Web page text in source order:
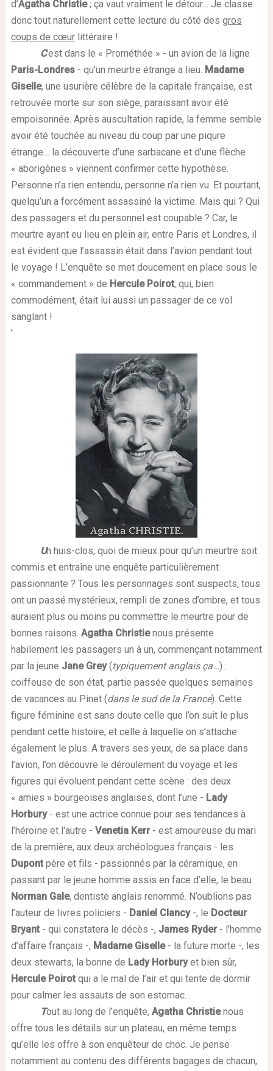
d’Agatha Christie; ça vaut vraiment le détour… Je classe
donc tout naturellement cette lecture du côté des gros
coups de cœurlittéraire !
C’est dans le « Prométhée » - un avion de la ligne
Paris-Londres- qu’un meurtre étrange a lieu. Madame
Giselle, une usurière célèbre de la capitale française, est
retrouvée morte sur son siège, paraissant avoir été
empoisonnée. Après auscultation rapide, la femme semble
avoir été touchée au niveau du coup par une piqure
étrange… la découverte d’une sarbacane et d’une flèche
« aborigènes » viennent confirmer cette hypothèse.
Personne n’a rien entendu, personne n’a rien vu. Et pourtant,
quelqu’un a forcément assassiné la victime. Mais qui ? Qui
des passagers et du personnel est coupable ? Car, le
meurtre ayant eu lieu en plein air, entre Paris et Londres, il
est évident que l’assassin était dans l’avion pendant tout
le voyage ! L’enquête se met doucement en place sous le
« commandement » de Hercule Poirot, qui, bien
commodément, était lui aussi un passager de ce vol
sanglant !
'
Un huis-clos, quoi de mieux pour qu’un meurtre soit
commis et entraîne une enquête particulièrement
passionnante ? Tous les personnages sont suspects, tous
ont un passé mystérieux, rempli de zones d’ombre, et tous
auraient plus ou moins pu commettre le meurtre pour de
bonnes raisons. Agatha Christienous présente
habilement les passagers un à un, commençant notamment
par la jeune Jane Grey(typiquement anglais ça…) :
coiffeuse de son état, partie passée quelques semaines
de vacances au Pinet (dans le sud de la France). Cette
figure féminine est sans doute celle que l’on suit le plus
pendant cette histoire, et celle à laquelle on s’attache
également le plus. A travers ses yeux, de sa place dans
l’avion, l’on découvre le déroulement du voyage et les
figures qui évoluent pendant cette scène : des deux
« amies » bourgeoises anglaises, dont l’une - Lady
Horbury- est une actrice connue pour ses tendances à
l’héroïne et l'autre - Venetia Kerr- est amoureuse du mari
de la première, aux deux archéologues français - les
Dupontpère et fils - passionnés par la céramique, en
passant par le jeune homme assis en face d’elle, le beau
Norman Gale, dentiste anglais renommé. N’oublions pas
l’auteur de livres policiers - Daniel Clancy-, le Docteur
Bryant- qui constatera le décès -, James Ryder- l’homme
d’affaire français -, Madame Giselle- la future morte -, les
deux stewarts, la bonne de Lady Horburyet bien sûr,
Hercule Poirotqui a le mal de l’air et qui tente de dormir
pour calmer les assauts de son estomac…
Tout au long de l’enquête, Agatha Christienous
offre tous les détails sur un plateau, en même temps
qu’elle les offre à son enquêteur de choc. Je pense
notamment au contenu des différents bagages de chacun,